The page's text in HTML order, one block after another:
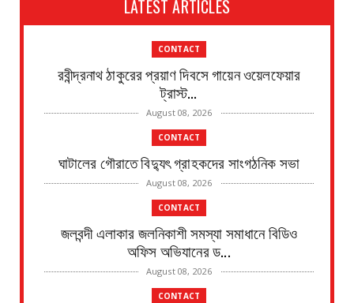
LATEST ARTICLES
CONTACT
রবীন্দ্রনাথ ঠাকুরের প্রয়াণ দিবসে গায়েন ওয়েলফেয়ার
ট্রাস্ট...
August 08, 2026
CONTACT
ঘাটালের গৌরাতে বিদ্যুৎ গ্রাহকদের সাংগঠনিক সভা
August 08, 2026
CONTACT
জলবন্দী এলাকার জলনিকাশী সমস্যা সমাধানে বিডিও
অফিস অভিযানের ড...
August 08, 2026
CONTACT